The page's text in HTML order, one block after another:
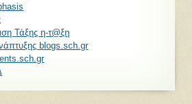
Τάξης η-τ@ξη
blogs.sch.gr